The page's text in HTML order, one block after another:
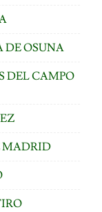
DE OSUNA
DEL CAMPO
MADRID